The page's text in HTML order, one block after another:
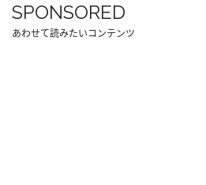
SPONSORED
あわせて読みたいコンテンツ